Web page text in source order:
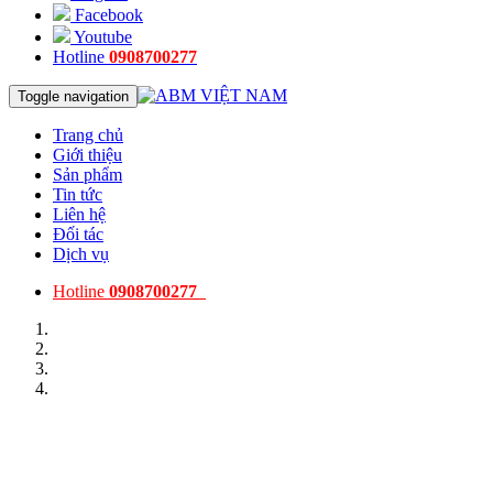
Facebook
Youtube
Hotline 0908700277
Toggle navigation
Trang chủ
Giới thiệu
Sản phẩm
Tin tức
Liên hệ
Đối tác
Dịch vụ
Hotline 0908700277